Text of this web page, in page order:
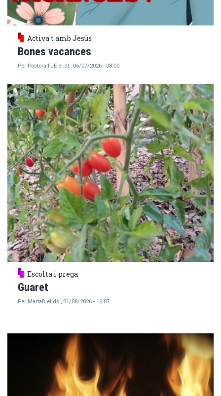
Activa't amb Jesús
Bones vacances
Per PastoralFJE el dl., 06/07/2026 - 08:00
Escolta i prega
Guaret
Per MartaB el ds., 01/08/2026 - 16:07